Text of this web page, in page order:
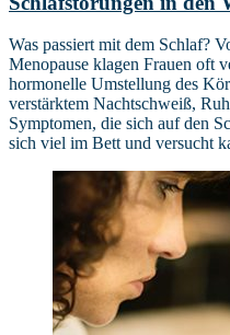
Was passiert mit dem Schlaf?
Menopause klagen Frauen oft
hormonelle Umstellung des
verstärktem Nachtschweiß,
Symptomen, die sich auf den
sich viel im Bett und versucht